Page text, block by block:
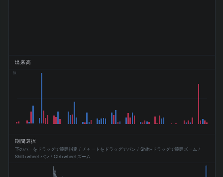
出来高
8.1k
期間選択
下のバーをドラッグで範囲指定 / チャートをドラッグでパン / Shift+ドラッグで範囲ズーム /
Shift+wheel パン / Ctrl+wheel ズーム